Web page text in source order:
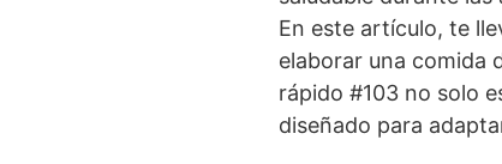
En este artículo, te
elaborar una comida
rápido #103 no solo
diseñado para